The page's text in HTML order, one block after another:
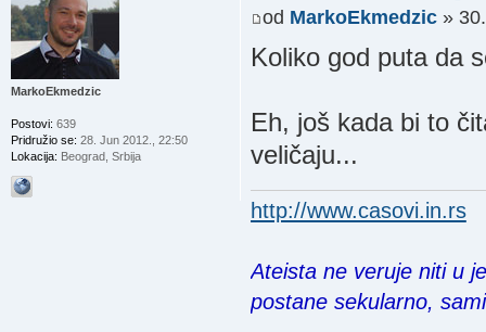
od MarkoEkmedzic» 30.
Koliko god puta da
Eh, još kada bi to
veličaju...
http://www.casovi.in.rs
Ateista ne veruje niti u
postane sekularno,
MarkoEkmedzic
Postovi: 639
Pridružio se: 28. Jun 2012., 22:50
Lokacija: Beograd, Srbija